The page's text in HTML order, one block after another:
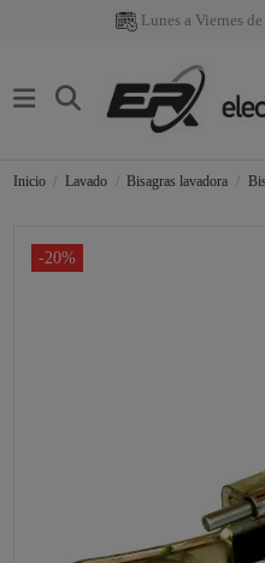
Lunes a Viernes
Inicio Lavado Bisagras lavadora
-20%